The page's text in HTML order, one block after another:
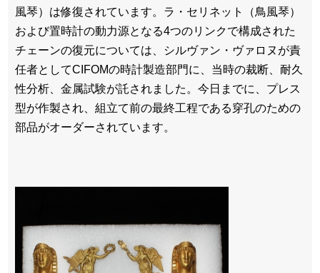
風琴）は修復されています。ラ・セリネット（鳥風琴）
および置時計の動力源となる4つのリンクで構成された
チェーンの復元については、シルヴァン・ヴァロヌが責
任者としてCIFOMの時計製造部門に、当時の裁断、耐久
性分析、金属試験が託されました。今日までに、プレス
型が作製され、組立て前の最終工程である穿孔のための
部品がオーダーされています。